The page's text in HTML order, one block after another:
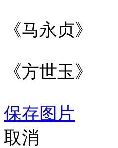
《马永贞》
《方世玉》
保存图片
取消